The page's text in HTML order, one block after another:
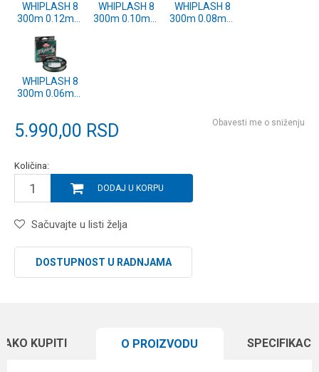
WHIPLASH 8
300m 0.12mm
(1579693)
WHIPLASH 8
300m 0.10mm
WHIPLASH 8
300m 0.08mm
WHIPLASH 8
300m 0.06mm
5.990,00 RSD Obavesti me o sniženju
Količina:
DODAJ U KORPU
Sačuvajte u listi želja
DOSTUPNOST U RADNJAMA
KUPITI O PROIZVODU